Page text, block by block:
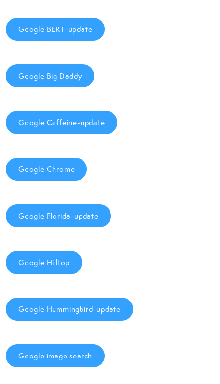
Google BERT-update
Google Big Daddy
Google Caffeine-update
Google Chrome
Google Florida-update
Google Hilltop
Google Hummingbird-update
Google image search